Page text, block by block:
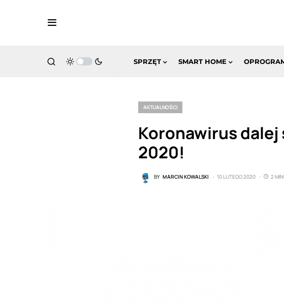
SPRZĘT SMART HOME
AKTUALNOŚCI
Koronawirus
2020!
BY MARCIN KOWALSKI 10 LUTEGO 2020 2